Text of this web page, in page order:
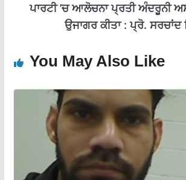
ਪਾਰਟੀ ’ਚ ਆਲੋਚਨਾ ਪ੍ਰਤੀ ਅੰਦਰੂਨੀ
ਉਜਾਗਰ ਕੀਤਾ : ਪ੍ਰੋ.
You May Also Like